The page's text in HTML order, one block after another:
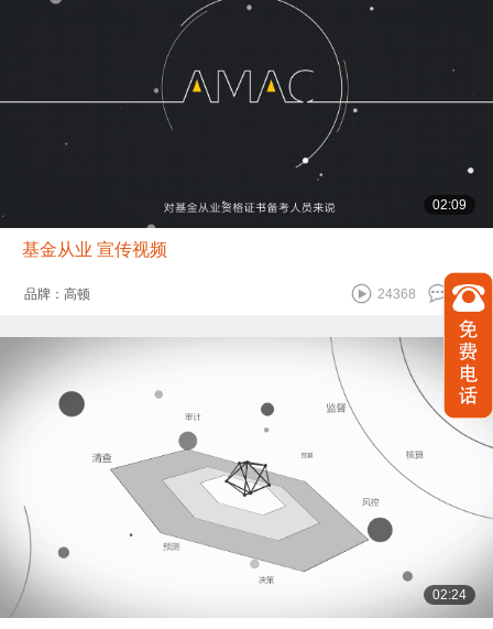
02:09
基金从业 宣传视频
品牌：高顿 11
24368
02:24